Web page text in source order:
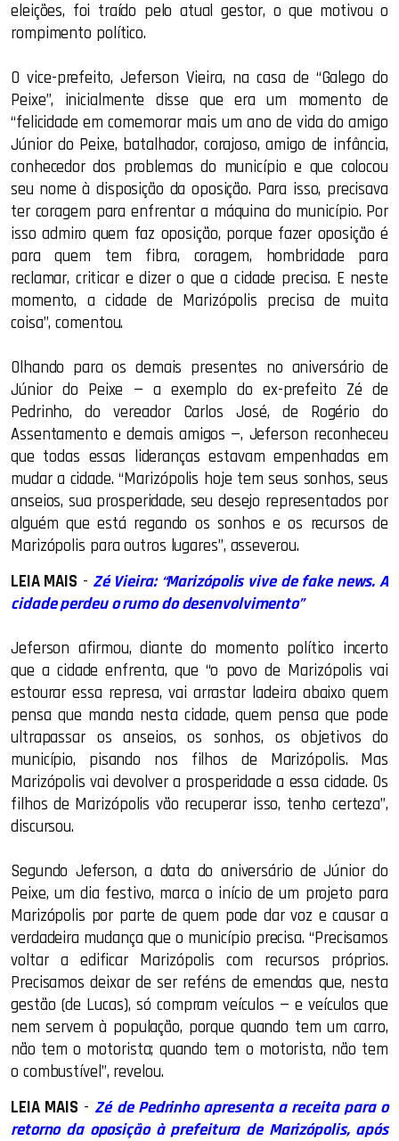
eleições, foi traído pelo atual gestor, o que motivou o
rompimento político.
O vice-prefeito, Jeferson Vieira, na casa de “Galego do
Peixe”, inicialmente disse que era um momento de
“felicidade em comemorar mais um ano de vida do amigo
Júnior do Peixe, batalhador, corajoso, amigo de infância,
conhecedor dos problemas do município e que colocou
seu nome à disposição da oposição. Para isso, precisava
ter coragem para enfrentar a máquina do município. Por
isso admiro quem faz oposição, porque fazer oposição é
para quem tem fibra, coragem, hombridade para
reclamar, criticar e dizer o que a cidade precisa. E neste
momento, a cidade de Marizópolis precisa de muita
coisa”, comentou.
Olhando para os demais presentes no aniversário de
Júnior do Peixe — a exemplo do ex-prefeito Zé de
Pedrinho, do vereador Carlos José, de Rogério do
Assentamento e demais amigos —, Jeferson reconheceu
que todas essas lideranças estavam empenhadas em
mudar a cidade. “Marizópolis hoje tem seus sonhos, seus
anseios, sua prosperidade, seu desejo representados por
alguém que está regando os sonhos e os recursos de
Marizópolis para outros lugares”, asseverou.
LEIA MAIS - Zé Vieira: “Marizópolis vive de fake news. A
cidade perdeu o rumo do desenvolvimento”
Jeferson afirmou, diante do momento político incerto
que a cidade enfrenta, que “o povo de Marizópolis vai
estourar essa represa, vai arrastar ladeira abaixo quem
pensa que manda nesta cidade, quem pensa que pode
ultrapassar os anseios, os sonhos, os objetivos do
município, pisando nos filhos de Marizópolis. Mas
Marizópolis vai devolver a prosperidade a essa cidade. Os
filhos de Marizópolis vão recuperar isso, tenho certeza”,
discursou.
Segundo Jeferson, a data do aniversário de Júnior do
Peixe, um dia festivo, marca o início de um projeto para
Marizópolis por parte de quem pode dar voz e causar a
verdadeira mudança que o município precisa. “Precisamos
voltar a edificar Marizópolis com recursos próprios.
Precisamos deixar de ser reféns de emendas que, nesta
gestão (de Lucas), só compram veículos — e veículos que
nem servem à população, porque quando tem um carro,
não tem o motorista; quando tem o motorista, não tem
o combustível”, revelou.
LEIA MAIS - Zé de Pedrinho apresenta a receita para o
retorno da oposição à prefeitura de Marizópolis, após